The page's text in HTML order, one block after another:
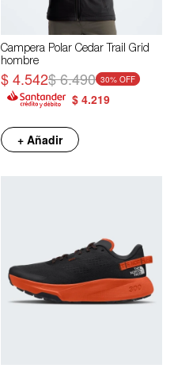
Campera Polar Cedar Trail Grid
hombre
$4.542$6.490 30
$ 4.219
+ Añadir